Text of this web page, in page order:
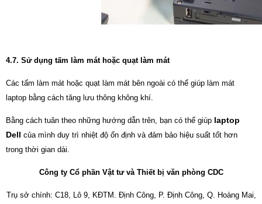
4.7. Sử dụng tấm làm mát hoặc quạt làm mát
Các tấm làm mát hoặc quạt làm mát bên ngoài có thể giúp làm mát
laptop bằng cách tăng lưu thông không khí.
Bằng cách tuân theo những hướng dẫn trên, bạn có thể giúp laptop
Dell của mình duy trì nhiệt độ ổn định và đảm bảo hiệu suất tốt hơn
trong thời gian dài.
Công ty Cổ phần Vật tư và Thiết bị văn phòng CDC
Trụ sở chính: C18, Lô 9, KĐTM. Định Công, P. Định Công, Q. Hoàng Mai,